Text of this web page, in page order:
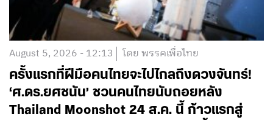
August 5, 2026 - 12:13 โดย พรรคเพื่อไทย
ครั้งแรกที่ฝีมือคนไทยจะไปไกลถึงดวงจันทร์!
‘ศ.ดร.ยศชนัน’ ชวนคนไทยนับถอยหลัง
Thailand Moonshot 24 ส.ค. นี้ ก้าวแรกสู่